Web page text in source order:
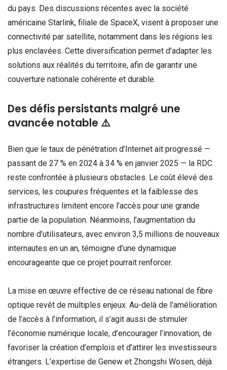
du pays. Des discussions récentes avec la société
américaine Starlink, filiale de SpaceX, visent à proposer une
connectivité par satellite, notamment dans les régions les
plus enclavées. Cette diversification permet d’adapter les
solutions aux réalités du territoire, afin de garantir une
couverture nationale cohérente et durable.
Des défis persistants malgré une
avancée notable ⚠️
Bien que le taux de pénétration d’Internet ait progressé —
passant de 27 % en 2024 à 34 % en janvier 2025 — la RDC
reste confrontée à plusieurs obstacles. Le coût élevé des
services, les coupures fréquentes et la faiblesse des
infrastructures limitent encore l’accès pour une grande
partie de la population. Néanmoins, l’augmentation du
nombre d’utilisateurs, avec environ 3,5 millions de nouveaux
internautes en un an, témoigne d’une dynamique
encourageante que ce projet pourrait renforcer.
La mise en œuvre effective de ce réseau national de fibre
optique revêt de multiples enjeux. Au-delà de l’amélioration
de l’accès à l’information, il s’agit aussi de stimuler
l’économie numérique locale, d’encourager l’innovation, de
favoriser la création d’emplois et d’attirer les investisseurs
étrangers. L’expertise de Genew et Zhongshi Wosen, déjà